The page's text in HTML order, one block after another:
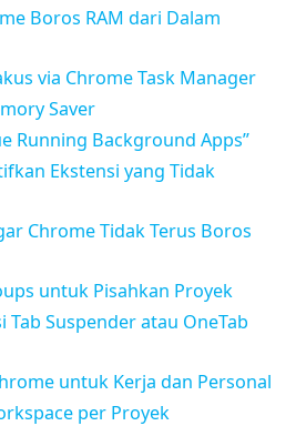
Boros RAM dari Dalam
via Chrome Task Manager
Saver
Running Background Apps”
Ekstensi yang Tidak
Chrome Tidak Terus Boros
untuk Pisahkan Proyek
Tab Suspender atau OneTab
untuk Kerja dan Personal
per Proyek